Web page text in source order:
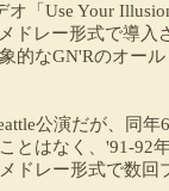
「Use Your
ドレー形式で導
的なGN'Rのオール
公演だが、同
とはなく、'91-92
ドレー形式で数回